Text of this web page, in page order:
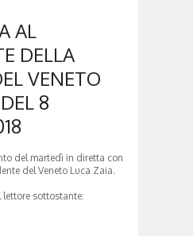
AL
DELLA
VENETO
8
del martedì in diretta con
del Veneto Luca Zaia.
lettore sottostante: